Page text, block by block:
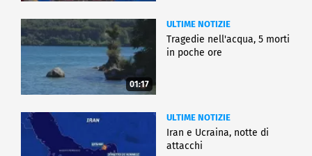
01:17
ULTIME NOTIZIE
Tragedie nell'acqua, 5 morti
in poche ore
ULTIME NOTIZIE
Iran e Ucraina, notte di
attacchi